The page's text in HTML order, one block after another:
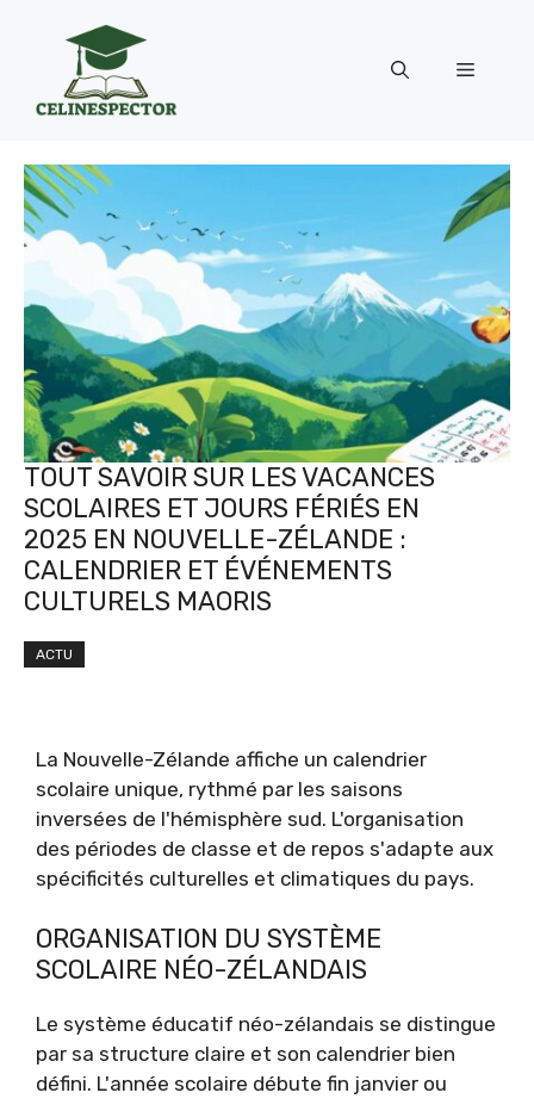
contenu
Menu
TOUT SAVOIR SUR LES VACANCES
SCOLAIRES ET JOURS FÉRIÉS EN
2025 EN NOUVELLE-ZÉLANDE :
CALENDRIER ET ÉVÉNEMENTS
CULTURELS MAORIS
ACTU
La Nouvelle-Zélande affiche un calendrier
scolaire unique, rythmé par les saisons
inversées de l'hémisphère sud. L'organisation
des périodes de classe et de repos s'adapte aux
spécificités culturelles et climatiques du pays.
ORGANISATION DU SYSTÈME
SCOLAIRE NÉO-ZÉLANDAIS
Le système éducatif néo-zélandais se distingue
par sa structure claire et son calendrier bien
défini. L'année scolaire débute fin janvier ou